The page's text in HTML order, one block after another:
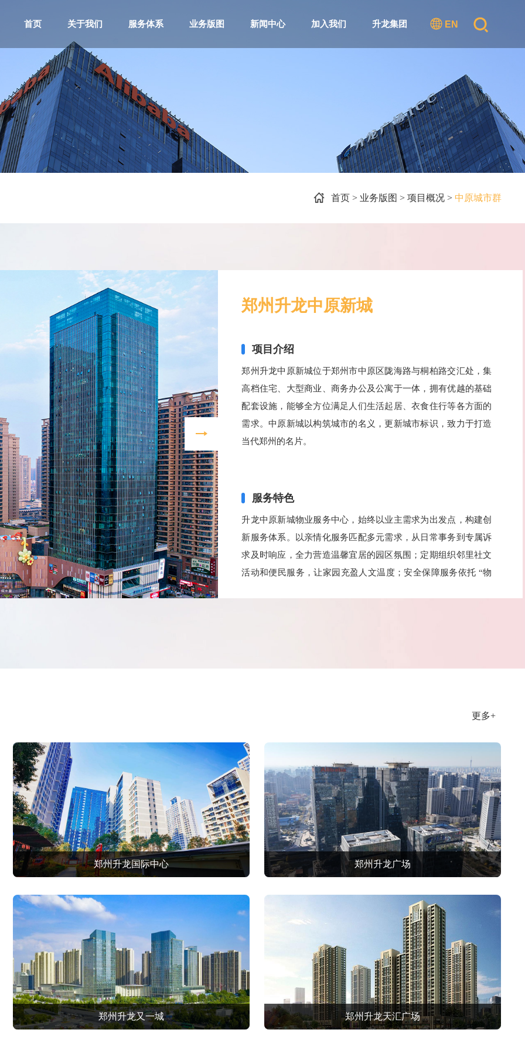
EN
首页 关于我们 服务体系 业务版图 新闻中心 加入我们 升龙集团
首页 > 业务版图 > 项目概况 > 中原城市群
郑州升龙中原新城
项目介绍
郑州升龙中原新城位于郑州市中原区陇海路与桐柏路交汇处，集
高档住宅、 大型商业、商务办公及公寓于一体，拥有优越的基础
配套设施，能够全方位满足人们生活起居、衣食住行等各方面的
需求。中原新城以构筑城市的名义，更新城市标识，致力于打造
当代郑州的名片。
服务特色
升龙中原新城物业服务中心，始终以业主需求为出发点，构建创
新服务体系。以亲情化服务匹配多元需求，从日常事务到专属诉
求及时响应，全力营造温馨宜居的园区氛围；定期组织邻里社文
活动和便民服务，让家园充盈人文温度；安全保障服务依托 “物
疫情防控志愿服务证书
2023年 升龙中原新城B区荣获金牌社区合伙人
更多+
郑州升龙国际中心 郑州升龙广场
郑州升龙又一城 郑州升龙天汇广场